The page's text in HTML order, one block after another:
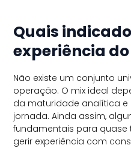
Quais
experiência
Não existe um conjunto
operação. O mix ideal
da maturidade analítica
jornada. Ainda assim,
fundamentais para
gerir experiência com